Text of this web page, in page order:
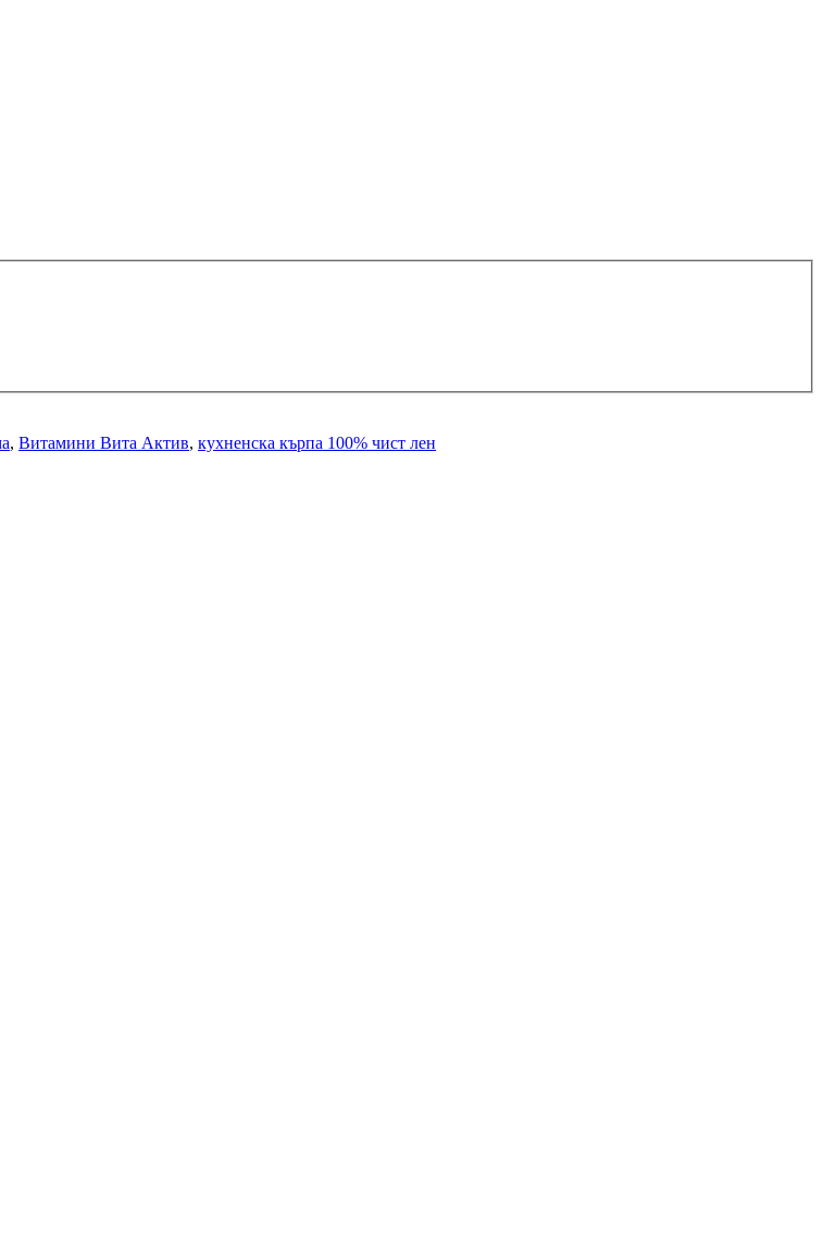
, Витамини Вита Актив, кухненска кърпа 100% чист лен